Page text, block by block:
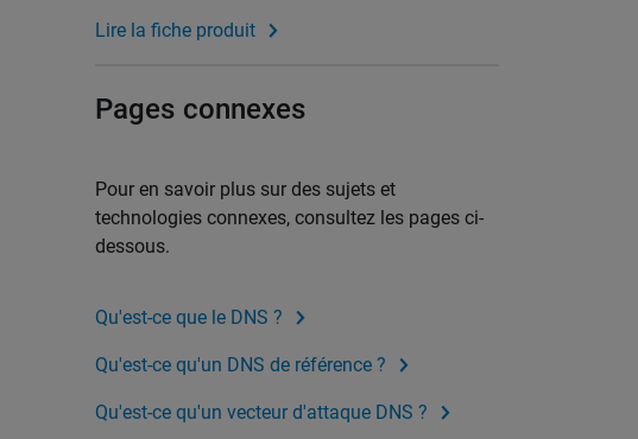
Lire la fiche produit
Pages connexes
Pour en savoir plus sur des sujets et
technologies connexes, consultez les pages ci-
dessous.
Qu'est-ce que le DNS ?
Qu'est-ce qu'un DNS de référence ?
Qu'est-ce qu'un vecteur d'attaque DNS ?